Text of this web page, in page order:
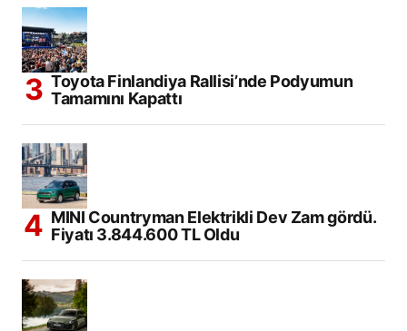
Toyota Finlandiya Rallisi’nde Podyumun
Tamamını Kapattı
MINI Countryman Elektrikli Dev Zam gördü.
Fiyatı 3.844.600 TL Oldu